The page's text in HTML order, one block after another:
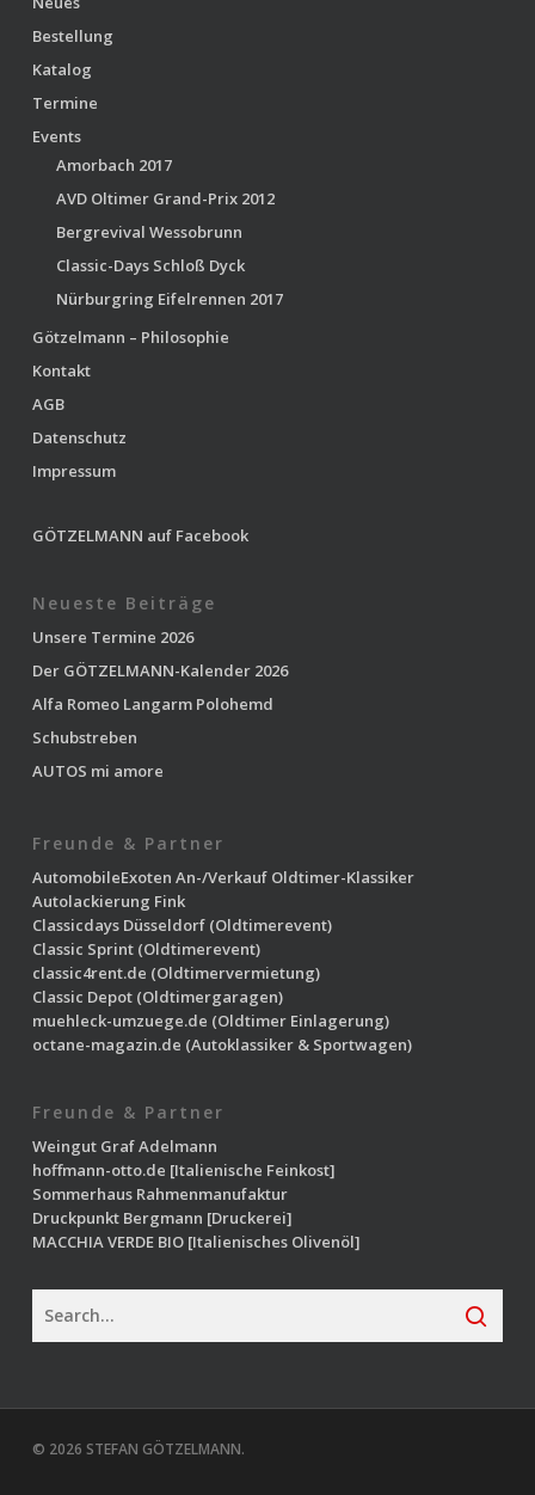
Bestellung
Katalog
Termine
Events
Amorbach 2017
AVD Oltimer Grand-Prix 2012
Bergrevival Wessobrunn
Classic-Days Schloß Dyck
Nürburgring Eifelrennen 2017
Götzelmann – Philosophie
Kontakt
AGB
Datenschutz
Impressum
GÖTZELMANN auf Facebook
Neueste Beiträge
Unsere Termine 2026
Der GÖTZELMANN-Kalender 2026
Alfa Romeo Langarm Polohemd
Schubstreben
AUTOS mi amore
Freunde & Partner
AutomobileExoten An-/Verkauf Oldtimer-Klassiker
Autolackierung Fink
Classicdays Düsseldorf(Oldtimerevent)
Classic Sprint(Oldtimerevent)
classic4rent.de (Oldtimervermietung)
Classic Depot(Oldtimergaragen)
muehleck-umzuege.de (Oldtimer Einlagerung)
octane-magazin.de (Autoklassiker & Sportwagen)
Freunde & Partner
Weingut Graf Adelmann
hoffmann-otto.de [Italienische Feinkost]
Sommerhaus Rahmenmanufaktur
Druckpunkt Bergmann [Druckerei]
MACCHIA VERDE BIO[Italienisches Olivenöl]
© 2026 STEFAN GÖTZELMANN.